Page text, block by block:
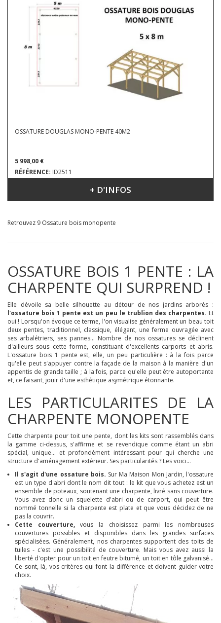
OSSATURE DOUGLAS MONO-PENTE 40M2
5 998,00 €
RÉFÉRENCE: ID2511
DIMENSIONS : 5 X 8 X 4.23 M+ D'INFOS
Retrouvez 9 Ossature bois monopente
OSSATURE BOIS 1 PENTE : LA
CHARPENTE QUI SURPREND !
Elle dévoile sa belle silhouette au détour de nos jardins arborés :
l'ossature bois 1 pente est un peu le trublion des charpentes. Et
oui ! Lorsqu'on évoque ce terme, l'on visualise généralement un beau toit
deux pentes, traditionnel, classique, élégant, une ferme ouvragée avec
ses arbalétriers, ses pannes... Nombre de nos ossatures se déclinent
d'ailleurs sous cette forme, constituant d'excellents carports et abris.
L'ossature bois 1 pente est, elle, un peu particulière : à la fois parce
qu'elle peut s'appuyer contre la façade de la maison à la manière d'un
appentis de grande taille ; à la fois, parce qu'elle peut être autoportante
et, ce faisant, jouir d'une esthétique asymétrique étonnante.
LES PARTICULARITES DE LA
CHARPENTE MONOPENTE
Cette charpente pour toit une pente, dont les kits sont rassemblés dans
la gamme ci-dessus, s'affirme et se revendique comme étant un abri
spécial, unique... et profondément intéressant pour qui cherche une
structure d'aménagement extérieur. Ses particularités ? Les voici...
Il s'agit d'une ossature bois. Sur Ma Maison Mon Jardin, l'ossature
est un type d'abri dont le nom dit tout : le kit que vous achetez est un
ensemble de poteaux, soutenant une charpente, livré sans couverture.
Vous avez donc un squelette d'abri ou de carport, qui peut être
nommé tonnelle si la charpente est plate et que vous décidez de ne
pas la couvrir.
Cette couverture,vous la choisissez parmi les nombreuses
couvertures possibles et disponibles dans les grandes surfaces
spécialisées. Généralement, nos charpentes supportent des toits de
tuiles - c'est une possibilité de couverture. Mais vous avez aussi la
liberté d'opter pour un toit en feutre bitumé, un toit en tôle galvanisé...
Ce sont, là, vos critères qui font la différence et doivent guider votre
choix.